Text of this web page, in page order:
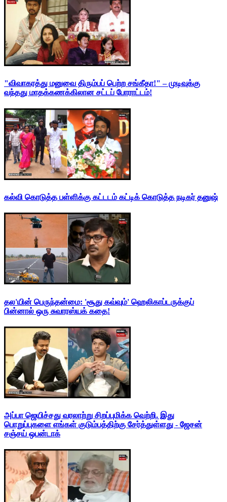
"விவாகரத்து மனுவை திரும்பப் பெற்ற சங்கீதா!" – முடிவுக்கு
வந்தது மாதக்கணக்கிலான சட்டப் போராட்டம்!
கல்வி கொடுத்த பள்ளிக்கு கட்டடம் கட்டிக் கொடுத்த நடிகர் தனுஷ்
தல'யின் பெருந்தன்மை: 'சூது கவ்வும்' ஹெலிகாப்டருக்குப்
பின்னால் ஒரு சுவாரஸ்யக் கதை!
அப்பா ஜெயிச்சது வரலாற்று சிறப்புமிக்க வெற்றி. இது
பொறுப்புகளை எங்கள் குடும்பத்திற்கு சேர்த்துள்ளது - ஜேசன்
சஞ்சய் ஒபன்டாக்